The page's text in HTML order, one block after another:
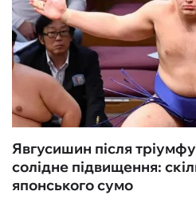
Явгусишин після
солідне підвищення:
японського сумо